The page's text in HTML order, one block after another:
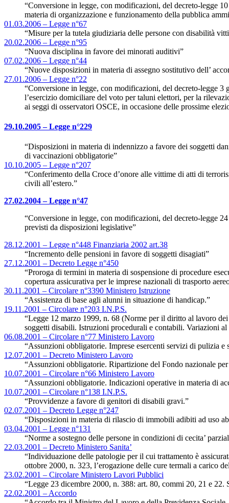
“Conversione in legge, con modificazioni, del decreto-legge
materia di organizzazione e funzionamento della pubblica
01.03.2006 – Legge n°67
“Misure per la tutela giudiziaria delle persone con disabilità
20.02.2006 – Legge n°95
“Nuova disciplina in favore dei minorati auditivi”
07.02.2006 – Legge n°44
“Nuove disposizioni in materia di assegno sostitutivo dell’
27.01.2006 – Legge n°22
“Conversione in legge, con modificazioni, del decreto-legge 3
l’esercizio domiciliare del voto per taluni elettori, per la
ai seggi di osservatori OSCE, in occasione delle prossime
29.10.2005 – Legge n°229
“Disposizioni in materia di indennizzo a favore dei soggetti
di vaccinazioni obbligatorie”
10.10.2005 – Legge n°207
“Conferimento della Croce d’onore alle vittime di atti di
civili all’estero.”
27.02.2004 – Legge n°47
“Conversione in legge, con modificazioni, del decreto-legge
previsti da disposizioni legislative”
28.12.2001 – Legge n°448 Finanziaria 2002 art.38
“Incremento delle pensioni in favore di soggetti disagiati”
27.12.2001 – Decreto Legge n°450
“Proroga di termini in materia di sospensione di procedure
copertura assicurativa per le imprese nazionali di trasporto
30.11.2001 – Circolare n°3390 Ministero Istruzione
“Assistenza di base agli alunni in situazione di handicap.”
19.11.2001 – Circolare n°203 I.N.P.S.
“Legge 12 marzo 1999, n. 68 (Norme per il diritto al lavoro
soggetti disabili. Istruzioni procedurali e contabili. Variazioni
06.08.2001 – Circolare n°77 Ministero Lavoro
“Assunzioni obbligatorie. Imprese esercenti servizi di pulizia e
12.07.2001 – Decreto Ministero Lavoro
“Assunzioni obbligatorie. Ripartizione del Fondo nazionale
10.07.2001 – Circolare n°66 Ministero Lavoro
“Assunzioni obbligatorie. Indicazioni operative in materia di
10.07.2001 – Circolare n°138 I.N.P.S.
“Provvidenze a favore di genitori di disabili gravi.”
02.07.2001 – Decreto Legge n°247
“Disposizioni in materia di rilascio di immobili adibiti ad uso
03.04.2001 – Legge n°131
“Norme a sostegno delle persone in condizioni di cecita’
22.03.2001 – Decreto Ministero Sanita’
“Individuazione delle patologie per il cui trattamento è
ottobre 2000, n. 323, l’erogazione delle cure termali a carico
23.02.2001 – Circolare Ministero Lavori Pubblici
“Legge 23 dicembre 2000, n. 388: art. 80, commi 20, 21 e 22.
22.02.2001 – Accordo